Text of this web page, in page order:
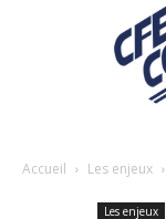
Accueil Les enjeux
Les enjeux